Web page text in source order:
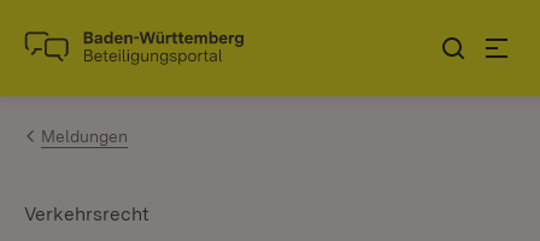
Zum Inhalt springen
Link zur Startseite
Meldungen
Verkehrsrecht